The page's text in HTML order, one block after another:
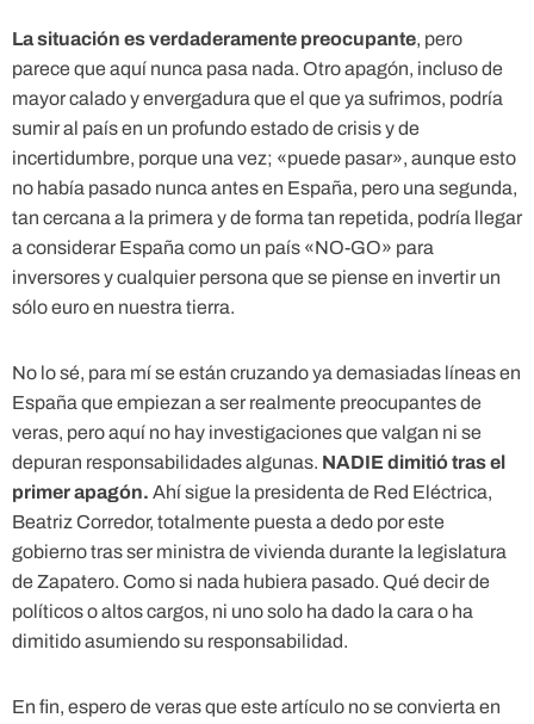
La situación es verdaderamente preocupante, pero
parece que aquí nunca pasa nada. Otro apagón, incluso de
mayor calado y envergadura que el que ya sufrimos, podría
sumir al país en un profundo estado de crisis y de
incertidumbre, porque una vez; «puede pasar», aunque esto
no había pasado nunca antes en España, pero una segunda,
tan cercana a la primera y de forma tan repetida, podría llegar
a considerar España como un país «NO-GO» para
inversores y cualquier persona que se piense en invertir un
sólo euro en nuestra tierra.
No lo sé, para mí se están cruzando ya demasiadas líneas en
España que empiezan a ser realmente preocupantes de
veras, pero aquí no hay investigaciones que valgan ni se
depuran responsabilidades algunas. NADIE dimitió tras el
primer apagón. Ahí sigue la presidenta de Red Eléctrica,
Beatriz Corredor, totalmente puesta a dedo por este
gobierno tras ser ministra de vivienda durante la legislatura
de Zapatero. Como si nada hubiera pasado. Qué decir de
políticos o altos cargos, ni uno solo ha dado la cara o ha
dimitido asumiendo su responsabilidad.
En fin, espero de veras que este artículo no se convierta en